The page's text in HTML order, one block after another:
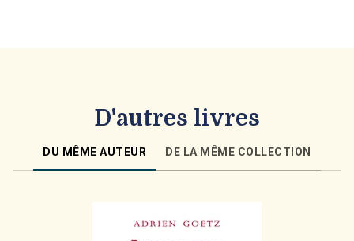
D'autres livres
DU MÊME AUTEUR DE LA MÊME COLLECTION